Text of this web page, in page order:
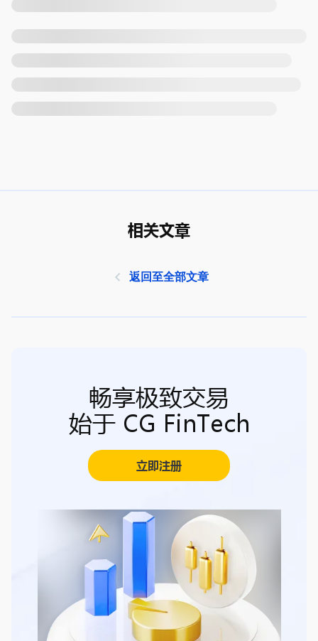
相关文章
返回至全部文章
畅享极致交易
始于 CG FinTech
立即注册